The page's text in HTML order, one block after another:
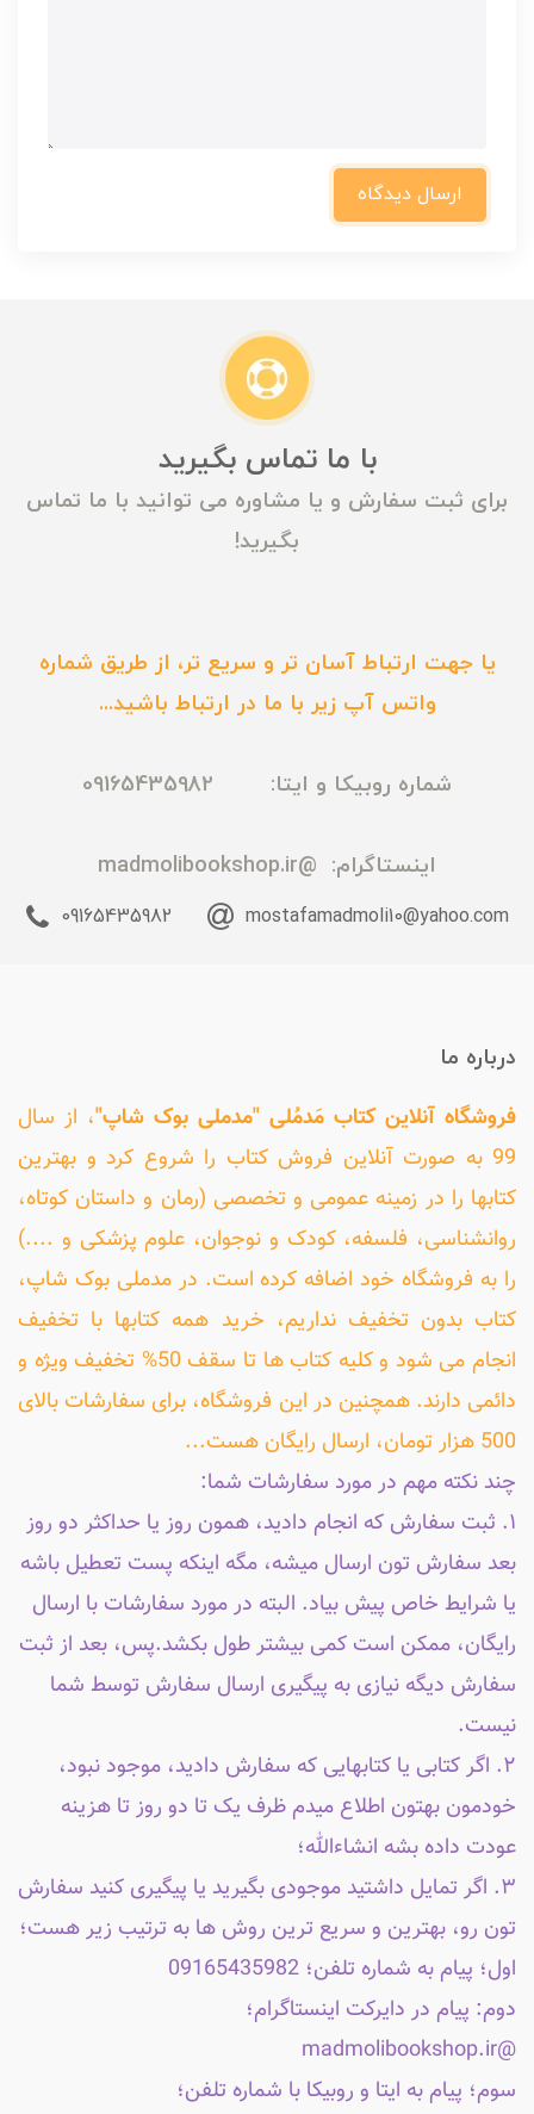
ارسال دیدگاه
با ما تماس بگیرید
برای ثبت سفارش و یا مشاوره می توانید با ما تماس
بگیرید!
یا جهت ارتباط آسان تر و سریع تر، از طریق شماره
واتس آپ زیر با ما در ارتباط باشید...
شماره روبیکا و ایتا: 09165435982
اینستاگرام: @madmolibookshop.ir
mostafamadmoli10@yahoo.com
09165435982
درباره ما
فروشگاه آنلاین کتاب مَدمُلی "مدملی بوک شاپ"، از سال
99 به صورت آنلاین فروش کتاب را شروع کرد و بهترین
کتابها را در زمینه عمومی و تخصصی (رمان و داستان کوتاه،
روانشناسی، فلسفه، کودک و نوجوان، علوم پزشکی و ....)
را به فروشگاه خود اضافه کرده است. در مدملی بوک شاپ،
کتاب بدون تخفیف نداریم، خرید همه کتابها با تخفیف
انجام می شود و کلیه کتاب ها تا سقف 50% تخفیف ویژه و
دائمی دارند. همچنین در این فروشگاه، برای سفارشات بالای
500 هزار تومان، ارسال رایگان هست...
چند نکته مهم در مورد سفارشات شما:
۱. ثبت سفارش که انجام دادید، همون روز یا حداکثر دو روز
بعد سفارش تون ارسال میشه، مگه اینکه پست تعطیل باشه
یا شرایط خاص پیش بیاد. البته در مورد سفارشات با ارسال
رایگان، ممکن است کمی بیشتر طول بکشد.پس، بعد از ثبت
سفارش دیگه نیازی به پیگیری ارسال سفارش توسط شما
نیست.
۲. اگر کتابی یا کتابهایی که سفارش دادید، موجود نبود،
خودمون بهتون اطلاع میدم ظرف یک تا دو روز تا هزینه
عودت داده بشه انشاءالله؛
۳. اگر تمایل داشتید موجودی بگیرید یا پیگیری کنید سفارش
تون رو، بهترین و سریع ترین روش ها به ترتیب زیر هست؛
اول؛ پیام به شماره تلفن؛ 09165435982
دوم: پیام در دایرکت اینستاگرام؛
@madmolibookshop.ir
سوم؛ پیام به ایتا و روبیکا با شماره تلفن؛